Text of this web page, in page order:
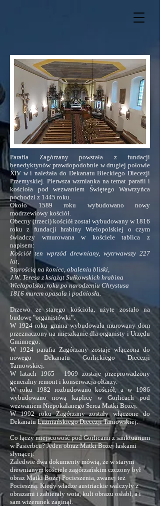
Parafia Zagórzany powstała z fundacji
benedyktynów prawdopodobnie w drugiej połowie
XIV w i należała do Dekanatu Bieckiego Diecezji
Przemyskiej. Pierwsza wzmianka na temat parafii i
kościoła pod wezwaniem Świętego Wawrzyńca
pochodzi z 1445 roku.
Około 1589 roku wybudowano nowy
modrzewiowy kościół.
Obecny (trzeci) kościół został wybudowany w 1816
roku z fundacji hrabiny Wielopolskiej o czym
świadczy wmurowana w kościele tablica z
napisem:
Kościół ten wprzód drewniany, wytrwawszy 227
lat,
Starością na koniec, obaleniu bliski,
J.W. Teresa z książąt Sułkowskich hrabina
Wielopolska, roku po narodzeniu Chrystusa
1816 murem opasała i podniosła.
Drzewo ze starego kościoła, użyte zostało na
budowę "organistówki".
W 1924 roku gmina wybudowała murowany dom
przeznaczony na mieszkanie dla organisty i Urzędu
Gminnego.
W 1924 parafia Zagórzany zostaje włączona do
nowego Dekanatu Gorlickiego Diecezji
Tarnowskiej.
W latach 1965 - 1969 zostaje przeprowadzony
generalny remont i konserwacja ołtarzy.
W roku 1982 rozbudowano kościół, a w 1986
wybudowano nową kaplicę w Gorlicach pod
wezwaniem Niepokalanego Serca Matki Bożej.
W 1992 roku Zagórzany zostały włączone do
Dekanatu Łużniańskiego Diecezji Tarnowskiej.
Co łączy miejscowość pod Gorlicami z sanktuarium
w Pasierbcu? Jeden obraz Matki Bożej łaskami
słynącej.
Zaledwie dwa dokumenty mówią, że w starym
drewnianym kościele zagórzańskim czczony był
obraz Matki Bożej Pocieszenia, zwanej też
Pocieszną. Kiedy władze austriackie walczyły z
obrazami i zabierały wota, kult obrazu osłabł, a i
sam wizerunek zaginął.